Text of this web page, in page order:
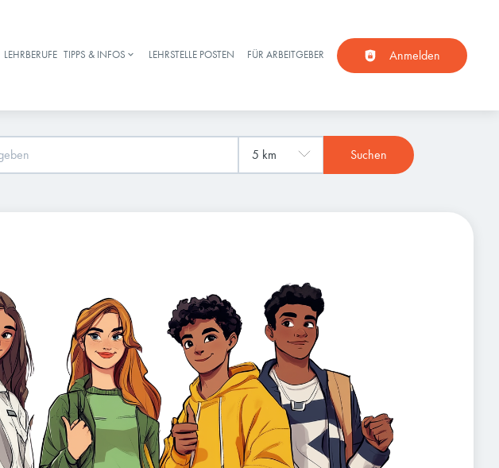
Haupt-Navigation
LEHRBERUFE TIPPS & INFOS LEHRSTELLE POSTEN FÜR ARBEITGEBER Anmelden
Suchen